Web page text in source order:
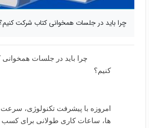
چرا باید در جلسات همخوانی کتاب شرکت
چرا باید در جلسات
کنیم؟
امروزه با پیشرفت تکنولوژی،
ها، ساعات کاری طولانی برای کسب